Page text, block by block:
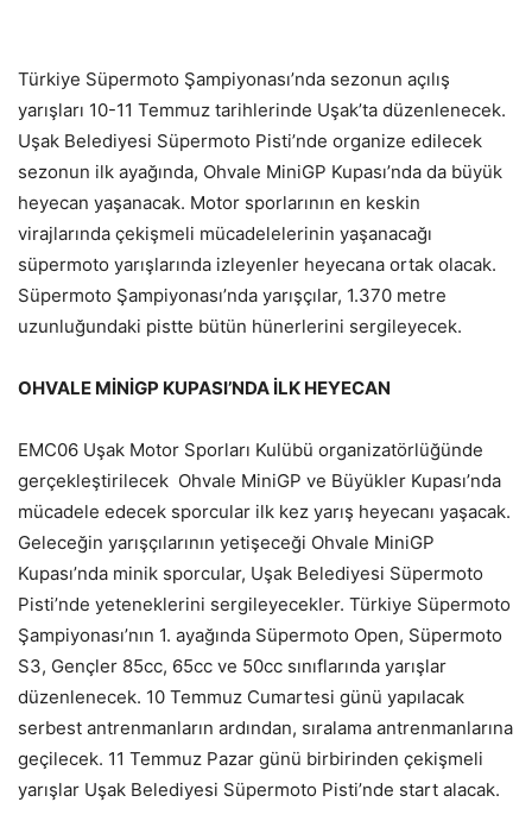
Türkiye Süpermoto Şampiyonası’nda sezonun açılış
yarışları 10-11 Temmuz tarihlerinde Uşak’ta düzenlenecek.
Uşak Belediyesi Süpermoto Pisti’nde organize edilecek
sezonun ilk ayağında, Ohvale MiniGP Kupası’nda da büyük
heyecan yaşanacak. Motor sporlarının en keskin
virajlarında çekişmeli mücadelelerinin yaşanacağı
süpermoto yarışlarında izleyenler heyecana ortak olacak.
Süpermoto Şampiyonası’nda yarışçılar, 1.370 metre
uzunluğundaki pistte bütün hünerlerini sergileyecek.
OHVALE MİNİGP KUPASI’NDA İLK HEYECAN
EMC06 Uşak Motor Sporları Kulübü organizatörlüğünde
gerçekleştirilecek Ohvale MiniGP ve Büyükler Kupası’nda
mücadele edecek sporcular ilk kez yarış heyecanı yaşacak.
Geleceğin yarışçılarının yetişeceği Ohvale MiniGP
Kupası’nda minik sporcular, Uşak Belediyesi Süpermoto
Pisti’nde yeteneklerini sergileyecekler. Türkiye Süpermoto
Şampiyonası’nın 1. ayağında Süpermoto Open, Süpermoto
S3, Gençler 85cc, 65cc ve 50cc sınıflarında yarışlar
düzenlenecek. 10 Temmuz Cumartesi günü yapılacak
serbest antrenmanların ardından, sıralama antrenmanlarına
geçilecek. 11 Temmuz Pazar günü birbirinden çekişmeli
yarışlar Uşak Belediyesi Süpermoto Pisti’nde start alacak.